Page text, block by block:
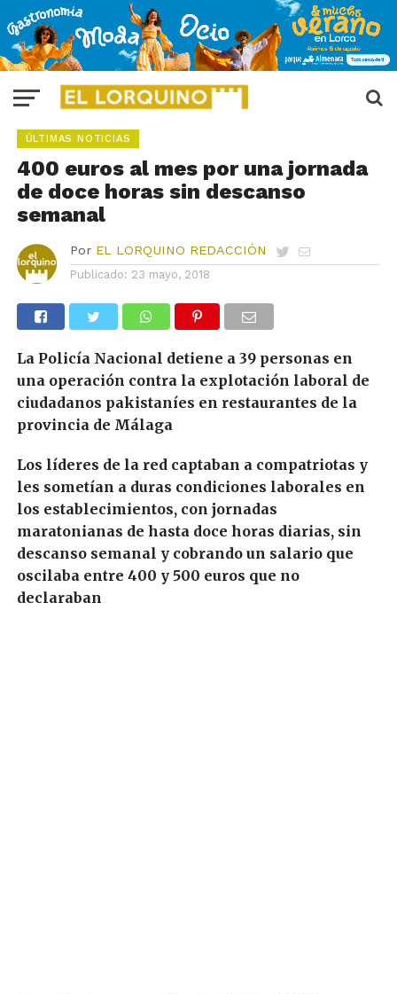
ÚLTIMAS NOTICIAS
400 euros al mes por una jornada
de doce horas sin descanso
semanal
Por EL LORQUINO REDACCIÓN
Publicado: 23 mayo, 2018
La Policía Nacional detiene a 39 personas en
una operación contra la explotación laboral de
ciudadanos pakistaníes en restaurantes de la
provincia de Málaga
Los líderes de la red captaban a compatriotas y
les sometían a duras condiciones laborales en
los establecimientos, con jornadas
maratonianas de hasta doce horas diarias, sin
descanso semanal y cobrando un salario que
oscilaba entre 400 y 500 euros que no
declaraban